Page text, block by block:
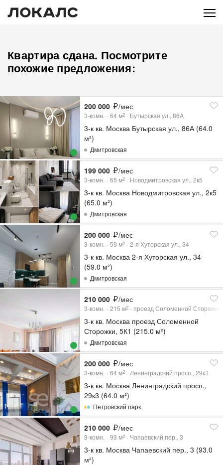
Квартира сдана. Посмотрите
похожие предложения:
200 000 /мес
3-комн. 64 м2 Бутырская ул., 86А
3-к кв. Москва Бутырская ул., 86А (64.0
м²)
Дмитровская
199 000 /мес
3-комн. 65 м2 Новодмитровская ул., 2к5
3-к кв. Москва Новодмитровская ул., 2к5
(65.0 м²)
Дмитровская
200 000 /мес
3-комн. 59 м2 2-я Хуторская ул., 34
3-к кв. Москва 2-я Хуторская ул., 34
(59.0 м²)
Дмитровская
210 000 /мес
3-комн. 215 м2 проезд Соломенной
3-к кв. Москва проезд Соломенной
Сторожки, 5К1 (215.0 м²)
Дмитровская
200 000 /мес
3-комн. 64 м2 Ленинградский просп., 29к3
3-к кв. Москва Ленинградский просп.,
29к3 (64.0 м²)
Петровский парк
210 000 /мес
3-комн. 93 м2 Чапаевский пер., 3
3-к кв. Москва Чапаевский пер., 3 (93.0
м²)